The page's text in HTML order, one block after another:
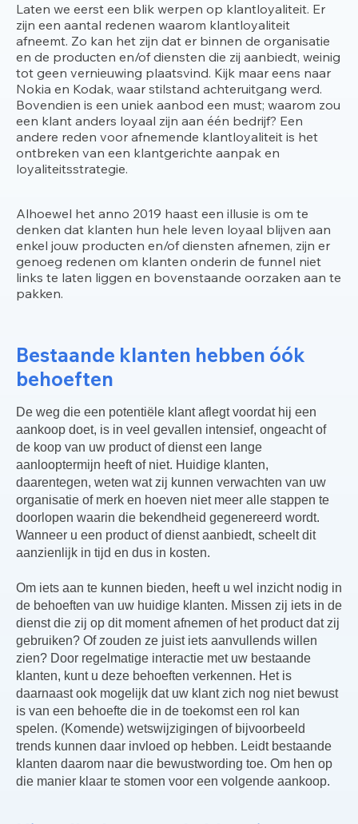
Laten we eerst een blik werpen op klantloyaliteit. Er
zijn een aantal redenen waarom klantloyaliteit
afneemt. Zo kan het zijn dat er binnen de organisatie
en de producten en/of diensten die zij aanbiedt, weinig
tot geen vernieuwing plaatsvind. Kijk maar eens naar
Nokia en Kodak, waar stilstand achteruitgang werd.
Bovendien is een uniek aanbod een must; waarom zou
een klant anders loyaal zijn aan één bedrijf? Een
andere reden voor afnemende klantloyaliteit is het
ontbreken van een klantgerichte aanpak en
loyaliteitsstrategie.
Alhoewel het anno 2019 haast een illusie is om te
denken dat klanten hun hele leven loyaal blijven aan
enkel jouw producten en/of diensten afnemen, zijn er
genoeg redenen om klanten onderin de funnel niet
links te laten liggen en bovenstaande oorzaken aan te
pakken.
Bestaande klanten hebben óók
behoeften
De weg die een potentiële klant aflegt voordat hij een
aankoop doet, is in veel gevallen intensief, ongeacht of
de koop van uw product of dienst een lange
aanlooptermijn heeft of niet. Huidige klanten,
daarentegen, weten wat zij kunnen verwachten van uw
organisatie of merk en hoeven niet meer alle stappen te
doorlopen waarin die bekendheid gegenereerd wordt.
Wanneer u een product of dienst aanbiedt, scheelt dit
aanzienlijk in tijd en dus in kosten.
Om iets aan te kunnen bieden, heeft u wel inzicht nodig in
de behoeften van uw huidige klanten. Missen zij iets in de
dienst die zij op dit moment afnemen of het product dat zij
gebruiken? Of zouden ze juist iets aanvullends willen
zien? Door regelmatige interactie met uw bestaande
klanten, kunt u deze behoeften verkennen. Het is
daarnaast ook mogelijk dat uw klant zich nog niet bewust
is van een behoefte die in de toekomst een rol kan
spelen. (Komende) wetswijzigingen of bijvoorbeeld
trends kunnen daar invloed op hebben. Leidt bestaande
klanten daarom naar die bewustwording toe. Om hen op
die manier klaar te stomen voor een volgende aankoop.